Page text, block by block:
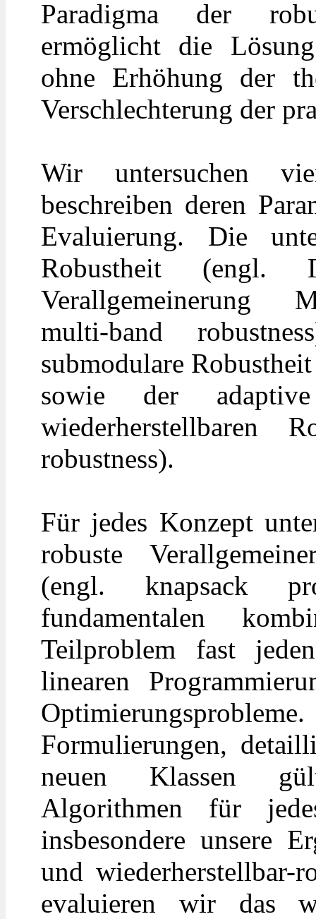
Paradigma der
ermöglicht die
ohne Erhöhung der
Verschlechterung der
Wir untersuchen
beschreiben deren
Evaluierung. Die
Robustheit (engl.
Verallgemeinerung
multi-band
submodulare
sowie der
wiederherstellbaren
robustness).
Für jedes Konzept
robuste
(engl. knapsack
fundamentalen
Teilproblem fast
linearen
Formulierungen,
neuen Klassen
Algorithmen für
insbesondere unsere
und wiederherstellbar-
evaluieren wir das